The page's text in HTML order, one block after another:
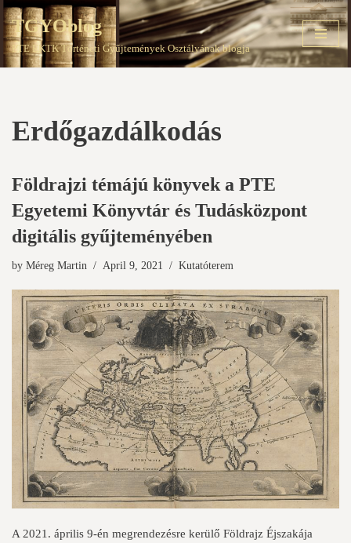
Skip
to
TGYOblog
PTE EKTK Történeti Gyűjtemények Osztályának blogja
Erdőgazdálkodás
Földrajzi témájú könyvek a PTE
Egyetemi Könyvtár és Tudásközpont
digitális gyűjteményében
by Méreg Martin April 9, 2021 Kutatóterem
A 2021. április 9-én megrendezésre kerülő Földrajz Éjszakája